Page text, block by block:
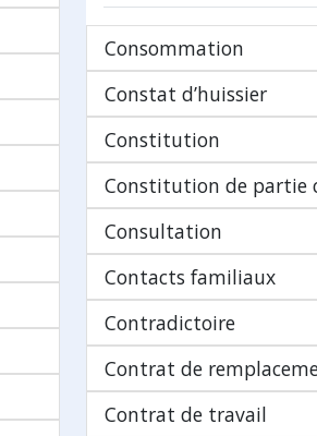
Consommation
Constat d’huissier
Constitution
Constitution de partie
Consultation
Contacts familiaux
Contradictoire
Contrat de
Contrat de travail